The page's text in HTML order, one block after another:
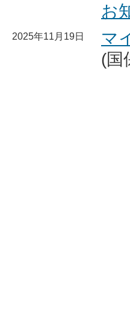
お
2025年11月19日
マ
(国